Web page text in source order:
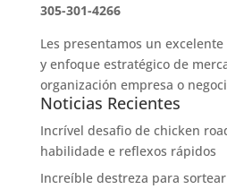
305-301-4266
Les presentamos un
y enfoque estratégico de
organización empresa o
Noticias Recientes
Incrível desafio de chicken
habilidade e reflexos rápidos
Increíble destreza para